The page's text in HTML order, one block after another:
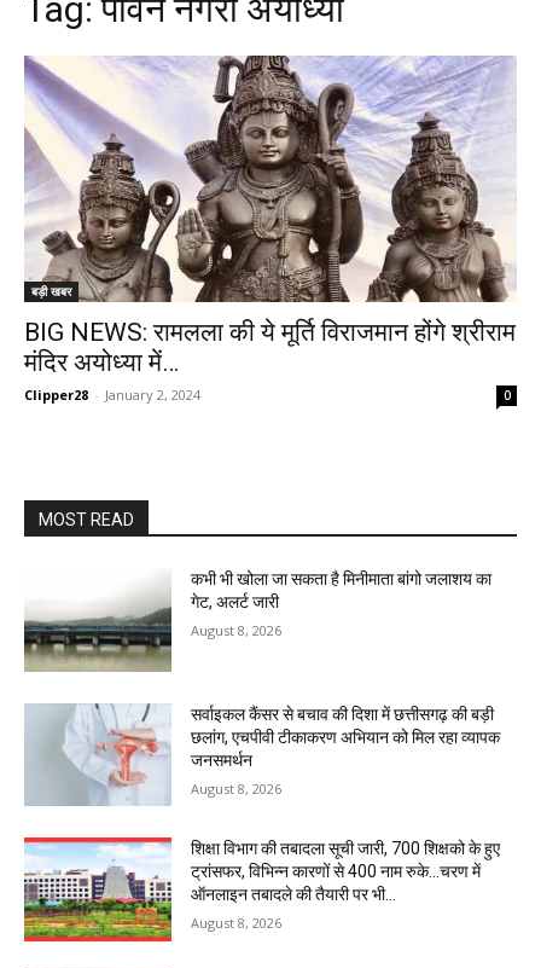
Tag:पावन नगरी अयोध्या
बड़ी खबर
BIG NEWS: रामलला की ये मूर्ति विराजमान होंगे श्रीराम
मंदिर अयोध्या में…
Clipper28 - January 2, 2024 0
MOST READ
कभी भी खोला जा सकता है मिनीमाता बांगो जलाशय का
गेट, अलर्ट जारी
August 8, 2026
सर्वाइकल कैंसर से बचाव की दिशा में छत्तीसगढ़ की बड़ी
छलांग, एचपीवी टीकाकरण अभियान को मिल रहा व्यापक
जनसमर्थन
August 8, 2026
शिक्षा विभाग की तबादला सूची जारी, 700 शिक्षको के हुए
ट्रांसफर, विभिन्न कारणों से 400 नाम रुके…चरण में
ऑनलाइन तबादले की तैयारी पर भी...
August 8, 2026